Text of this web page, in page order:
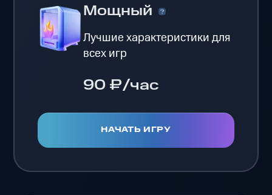
Мощный
Лучшие характеристики для
всех игр
90 ₽/час
НАЧАТЬ ИГРУ